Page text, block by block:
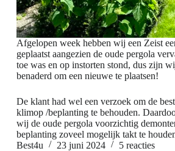
Afgelopen week hebben wij een Zeist
geplaatst aangezien de oude pergola
toe was en op instorten stond, dus zijn
benaderd om een nieuwe te plaatsen!
De klant had wel een verzoek om de
klimop /beplanting te behouden.
wij de oude pergola voorzichtig
beplanting zoveel mogelijk takt te
Best4u
23 juni 2024 5 reacties